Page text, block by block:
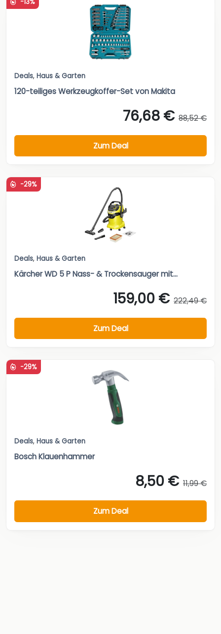
Deals, Haus & Garten
120-teiliges Werkzeugkoffer-Set von Makita
76,68 € 88,52 €
Zum Deal
-29%
Deals, Haus & Garten
Kärcher WD 5 P Nass- & Trockensauger mit...
159,00 € 222,49 €
Zum Deal
-29%
Deals, Haus & Garten
Bosch Klauenhammer
8,50 € 11,99 €
Zum Deal